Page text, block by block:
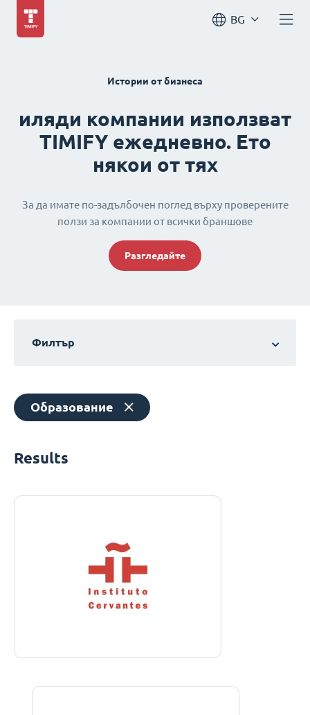
BG
Истории от бизнеса
иляди компании използват
TIMIFY ежедневно. Ето
някои от тях
За да имате по-задълбочен поглед върху проверените
ползи за компании от всички браншове
Разгледайте
Филтър
Образование
Results